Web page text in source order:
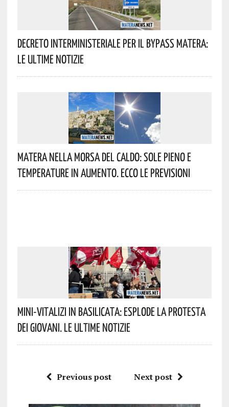
Decreto Interministeriale Per Il Bypass Matera:
Le Ultime Notizie
Matera Nella Morsa Del Caldo: Sole Pieno E
Temperature In Aumento. Ecco Le Previsioni
Mini-Vitalizi In Basilicata: Esplode La Protesta
Dei Giovani. Le Ultime Notizie
Previous post Next post